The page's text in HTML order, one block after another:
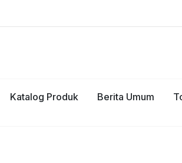
Katalog Produk Berita Umum